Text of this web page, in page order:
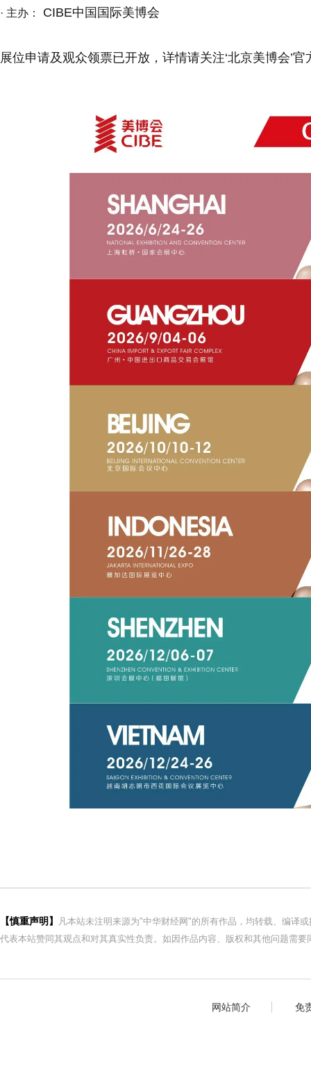
· 主办： CIBE中国国际美博会
展位申请及观众领票已开放，详情请关注‘北京美博会’
【慎重声明】
凡本站未注明来源为"中华财经网"的所有作品，均转载、编译
代表本站赞同其观点和对其真实性负责。如因作品内容、版权和其他问题需
网站简介 免